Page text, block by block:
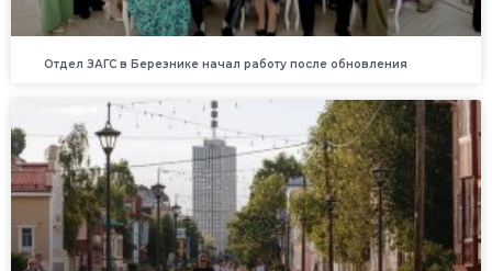
Отдел ЗАГС в Березнике начал работу после обновления